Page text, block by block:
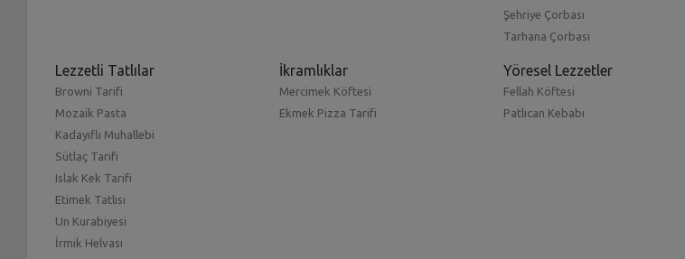
Şehriye Çorbası
Tarhana Çorbası
Lezzetli Tatlılar
Browni Tarifi
Mozaik Pasta
Kadayıflı Muhallebi
Sütlaç Tarifi
Islak Kek Tarifi
Etimek Tatlısı
Un Kurabiyesi
İrmik Helvası
İkramlıklar
Mercimek Köftesi
Ekmek Pizza Tarifi
Yöresel Lezzetler
Fellah Köftesi
Patlıcan Kebabı